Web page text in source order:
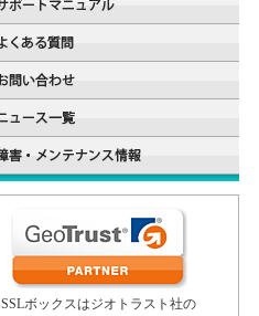
SSLボックスはジオトラスト社の